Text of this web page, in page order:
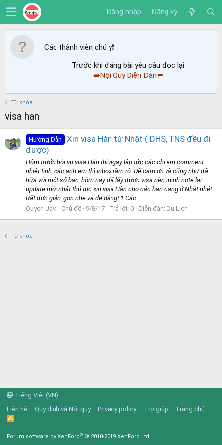
Đăng nhập Đăng ký
Các thành viên chú ý❗️
Trước khi đăng bài yêu cầu đọc lại
➡️Nội Quy Diễn Đàn⬅️
Từ khóa
visa han
Hướng Dẫn
Xin visa Hàn từ Nhật ( DHS, TNS đều đi
được)
Hôm trước hỏi vụ visa Hàn thì ngay lập tức các chị em comment
nhiệt tình, các anh em thì inbox rầm rộ. Để cảm ơn và cũng như đã
hứa với một số bạn, hôm nay đã lấy được visa nên mình note lại
update mới nhất thủ tục xin visa Hàn cho các bạn đang ở Nhật nhé!
Rất đơn giản, gọn nhẹ và dễ dàng! 1.Các...
Quyen Javi
Chủ đề 9/8/17 Trả lời: 0 Diễn đàn: Du Lịch
Từ khóa
Tiếng Việt (VN)
Liên hệ
Quy định và Nội quy Privacy policy Trợ giúp Trang chủ
R
S
Forum software by XenForo® © 2010-2019 XenForo Ltd.